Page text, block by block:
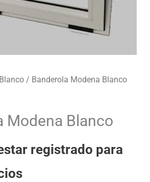
Blanco / Banderola Modena Blanco
Modena Blanco
registrado para